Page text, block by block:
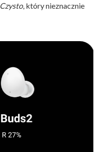
Czysto, który nieznacznie